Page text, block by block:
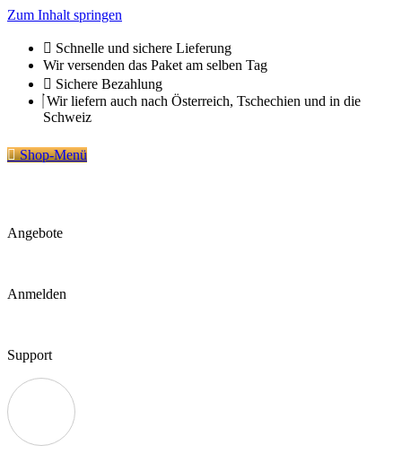
Zum Inhalt springen
Schnelle und sichere Lieferung
Wir versenden das Paket am selben Tag
Sichere Bezahlung
Wir liefern auch nach Österreich, Tschechien und in die
Schweiz
Shop-Menü
Angebote
Anmelden
Support